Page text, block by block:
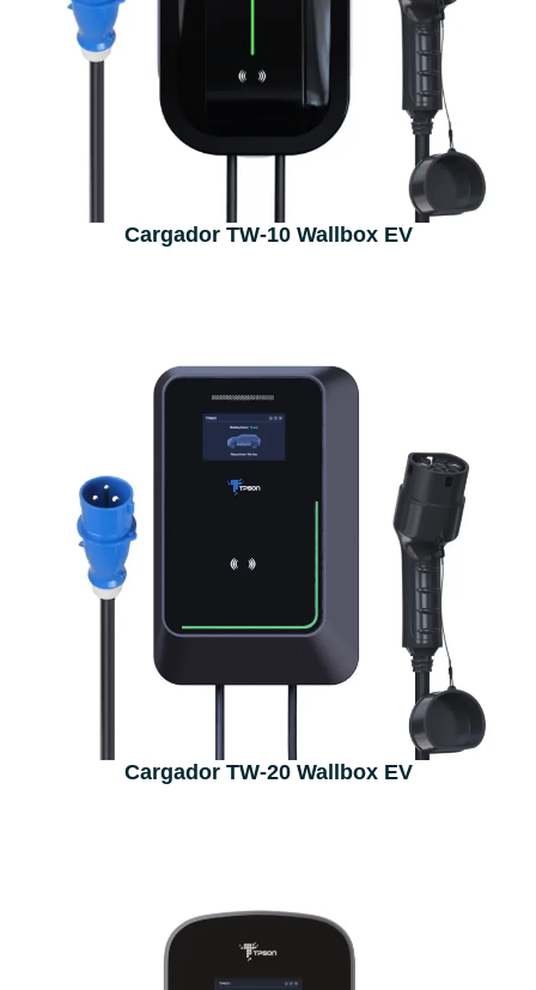
Cargador TW-10 Wallbox EV
Cargador TW-20 Wallbox EV